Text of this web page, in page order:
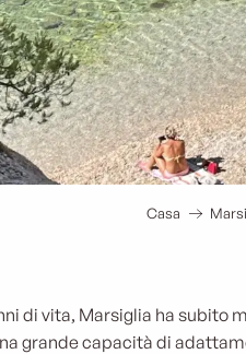
Casa
di vita, Marsiglia ha
grande capacità di